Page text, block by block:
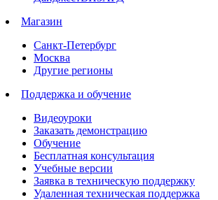
Магазин
Санкт-Петербург
Москва
Другие регионы
Поддержка и обучение
Видеоуроки
Заказать демонстрацию
Обучение
Бесплатная консультация
Учебные версии
Заявка в техническую поддержку
Удаленная техническая поддержка